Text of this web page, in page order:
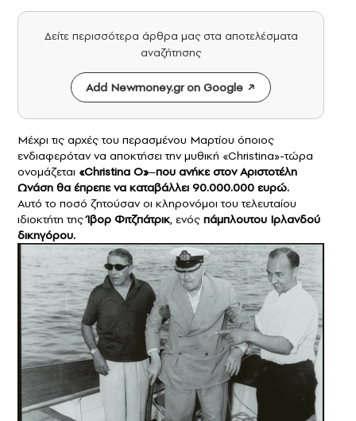
Δείτε περισσότερα άρθρα μας στα αποτελέσματα
αναζήτησης
Add Newmoney.gr on Google
Μέχρι τις αρχές του περασμένου Μαρτίου όποιος
ενδιαφερόταν να αποκτήσει την μυθική «Christina»-τώρα
ονομάζεται «Christina O»–που ανήκε στον Αριστοτέλη
Ωνάση θα έπρεπε να καταβάλλει 90.000.000 ευρώ.
Αυτό το ποσό ζητούσαν οι κληρονόμοι του τελευταίου
ιδιοκτήτη τηςΊβορ Φιτζπάτρικ, ενός πάμπλουτου Ιρλανδού
δικηγόρου.